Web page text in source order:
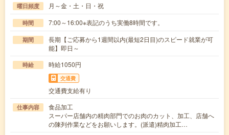
曜日頻度 月～金・土・日・祝
時間 7:00～16:00※表記のうち実働8時間です。
期間
長期【ご応募から1週間以内(最短2日目)のスピード就業が可
能】即日～
時給 時給1050円
交通費
交通費支給有り
仕事内容
食品加工
スーパー店舗内の精肉部門でのお肉のカット、加工、店舗へ
の陳列作業などをお願いします。(派遣)精肉加工…